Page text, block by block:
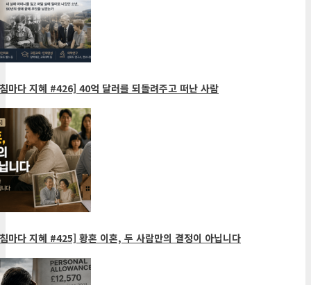
마다 지혜 #426] 40억 달러를 되돌려주고 떠난 사람
마다 지혜 #425] 황혼 이혼, 두 사람만의 결정이 아닙니다